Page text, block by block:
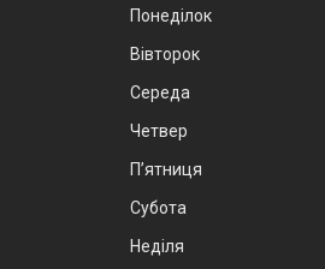
Понеділок
Вівторок
Середа
Четвер
Пʼятниця
Субота
Неділя